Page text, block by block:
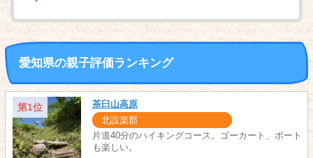
愛知県の親子評価ランキング
第1位 茶臼山高原
北設楽郡
片道40分のハイキングコース。ゴーカート、ボート
も楽しい。